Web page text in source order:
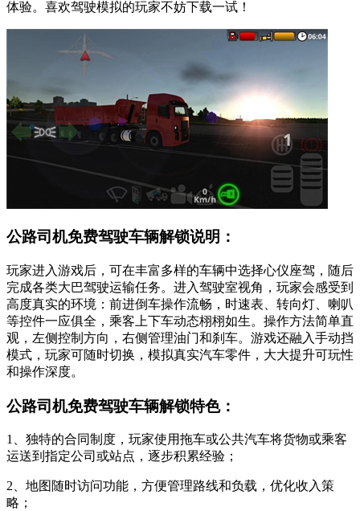
体验。喜欢驾驶模拟的玩家不妨下载一试！
公路司机免费驾驶车辆解锁说明：
玩家进入游戏后，可在丰富多样的车辆中选择心仪座驾，随后
完成各类大巴驾驶运输任务。进入驾驶室视角，玩家会感受到
高度真实的环境：前进倒车操作流畅，时速表、转向灯、喇叭
等控件一应俱全，乘客上下车动态栩栩如生。操作方法简单直
观，左侧控制方向，右侧管理油门和刹车。游戏还融入手动挡
模式，玩家可随时切换，模拟真实汽车零件，大大提升可玩性
和操作深度。
公路司机免费驾驶车辆解锁特色：
1、独特的合同制度，玩家使用拖车或公共汽车将货物或乘客
运送到指定公司或站点，逐步积累经验；
2、地图随时访问功能，方便管理路线和负载，优化收入策
略；